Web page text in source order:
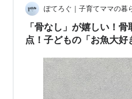
ぽてろぐ｜子育てママの暮
「骨なし」が嬉しい！
点！子どもの「お魚大